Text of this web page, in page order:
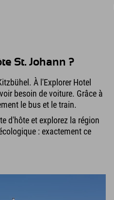
St. Johann ?
À l'Explorer Hotel
besoin de voiture. Grâce à
le bus et le train.
d'hôte et explorez la région
: exactement ce